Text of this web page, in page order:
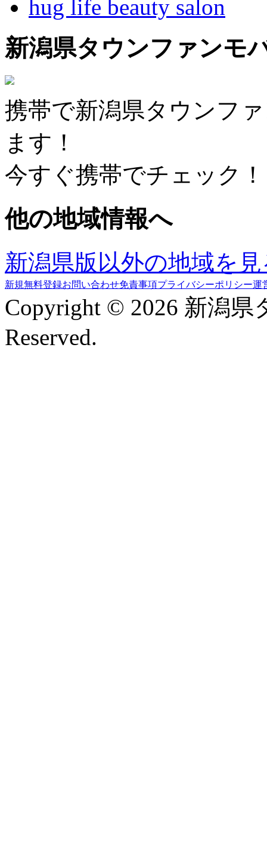
hug life beauty salon
新潟県タウンファンモ
携帯で新潟県タウンフ
ます！
今すぐ携帯でチェック！
他の地域情報へ
新潟県版以外の地域を
新規無料登録お問い合わせ免責事項プライバシーポリシー運
Copyright © 2026 新潟
Reserved.